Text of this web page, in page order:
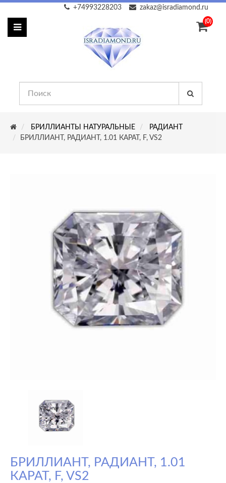
zakaz@isradiamond.ru
+74993228203
(0)
БРИЛЛИАНТЫ НАТУРАЛЬНЫЕ
РАДИАНТ
БРИЛЛИАНТ, РАДИАНТ, 1.01 КАРАТ, F, VS2
БРИЛЛИАНТ, РАДИАНТ, 1.01
КАРАТ, F, VS2